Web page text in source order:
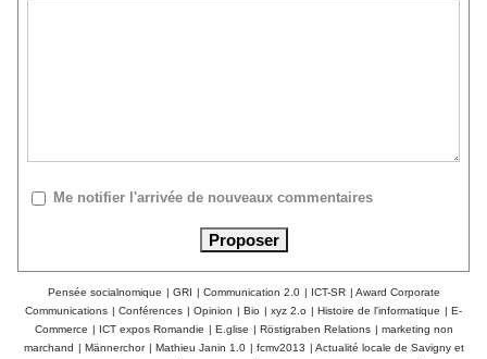
Me notifier l'arrivée de nouveaux commentaires
Pensée socialnomique GRI Communication 2.0 ICT-SR
Award Corporate
Communications
Conférences Opinion Bio xyz 2.o Histoire de l'informatique
E-
Commerce
ICT expos Romandie E.glise Röstigraben Relations
marketing non
marchand
Männerchor Mathieu Janin 1.0 fcmv2013
Actualité locale de Savigny et